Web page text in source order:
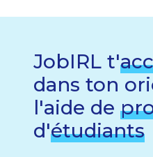
JobIRL t'
dans ton
l'aide de
d'étudiants